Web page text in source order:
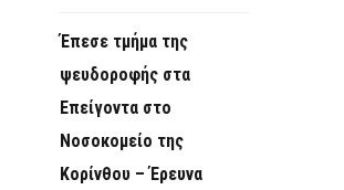
Έπεσε τμήμα της
ψευδοροφής στα
Επείγοντα στο
Νοσοκομείο της
Κορίνθου – Έρευνα